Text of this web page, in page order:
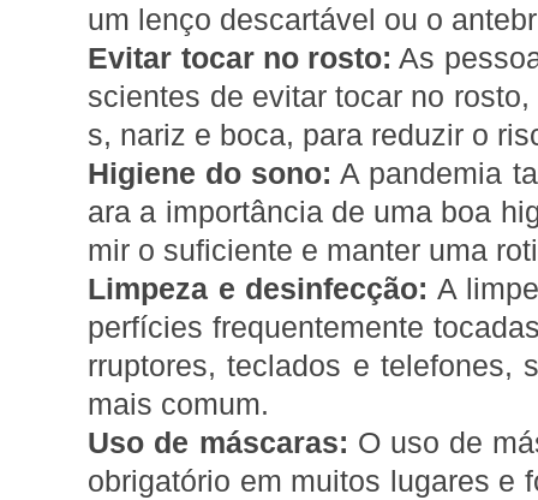
um lenço descartável ou o
Evitar tocar no rosto: As
scientes de evitar tocar no
s, nariz e boca, para reduzir o
Higiene do sono: A pandemia
ara a importância de uma boa
mir o suficiente e manter uma
Limpeza e desinfecção: A
perfícies frequentemente
rruptores, teclados e telefones,
mais comum.
Uso de máscaras: O uso de
obrigatório em muitos lugares e